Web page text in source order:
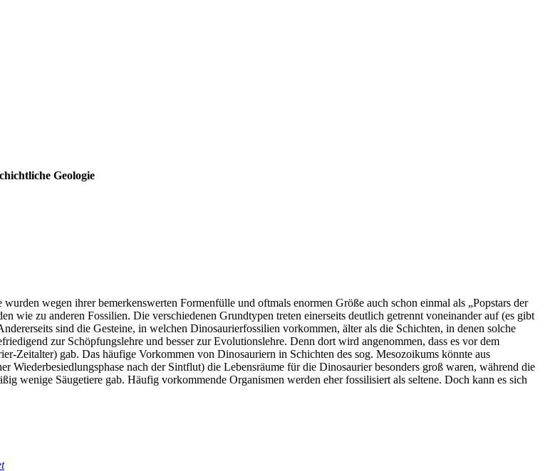
Geologie
wegen ihrer bemerkenswerten Formenfülle und oftmals enormen Größe auch schon einmal als „Popstars der
wie zu anderen Fossilien. Die verschiedenen Grundtypen treten einerseits deutlich getrennt voneinander auf (es gibt
sind die Gesteine, in welchen Dinosaurierfossilien vorkommen, älter als die Schichten, in denen solche
zur Schöpfungslehre und besser zur Evolutionslehre. Denn dort wird angenommen, dass es vor dem
Zeitalter) gab. Das häufige Vorkommen von Dinosauriern in Schichten des sog. Mesozoikums könnte aus
Wiederbesiedlungsphase nach der Sintflut) die Lebensräume für die Dinosaurier besonders groß waren, während die
wenige Säugetiere gab. Häufig vorkommende Organismen werden eher fossilisiert als seltene. Doch kann es sich